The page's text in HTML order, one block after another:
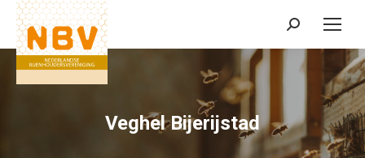
Zoeken:
Veghel Bijerijstad